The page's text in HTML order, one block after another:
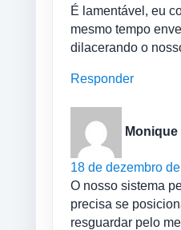
É lamentável, eu
mesmo tempo
dilacerando o
Responder
Monique
18 de dezembro
O nosso sistema
precisa se
resguardar pelo